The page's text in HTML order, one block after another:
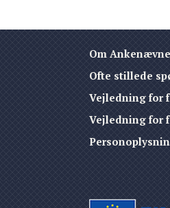
Om
Ofte stillede
Vejledning for
Vejledning for